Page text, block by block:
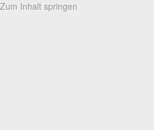
Zum Inhalt springen